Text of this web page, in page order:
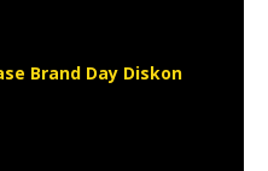
Brand Day Diskon